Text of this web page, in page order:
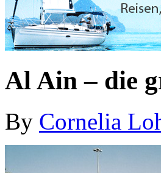
Al Ain – die
By Cornelia